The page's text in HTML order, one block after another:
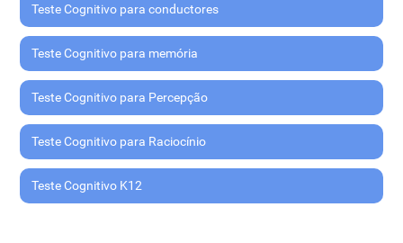
Teste Cognitivo para conductores
Teste Cognitivo para memória
Teste Cognitivo para Percepção
Teste Cognitivo para Raciocínio
Teste Cognitivo K12